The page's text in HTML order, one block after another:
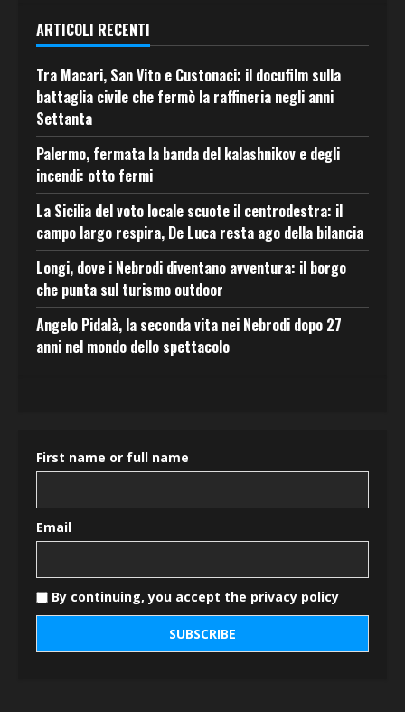
ARTICOLI RECENTI
Tra Macari, San Vito e Custonaci: il docufilm sulla
battaglia civile che fermò la raffineria negli anni
Settanta
Palermo, fermata la banda del kalashnikov e degli
incendi: otto fermi
La Sicilia del voto locale scuote il centrodestra: il
campo largo respira, De Luca resta ago della bilancia
Longi, dove i Nebrodi diventano avventura: il borgo
che punta sul turismo outdoor
Angelo Pidalà, la seconda vita nei Nebrodi dopo 27
anni nel mondo dello spettacolo
First name or full name
Email
By continuing, you accept the privacy policy